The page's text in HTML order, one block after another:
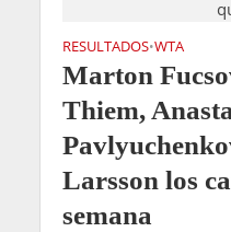
RESULTADOS•WTA
Marton
Thiem,
Larsson los
semana